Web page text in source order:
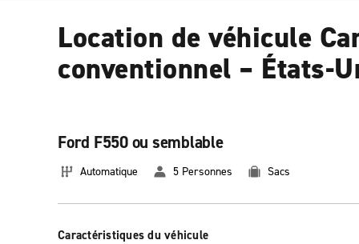
Location de véhicule
conventionnel – États-
Ford F550 ou semblable
Automatique 5 Personnes Sacs
Caractéristiques du véhicule